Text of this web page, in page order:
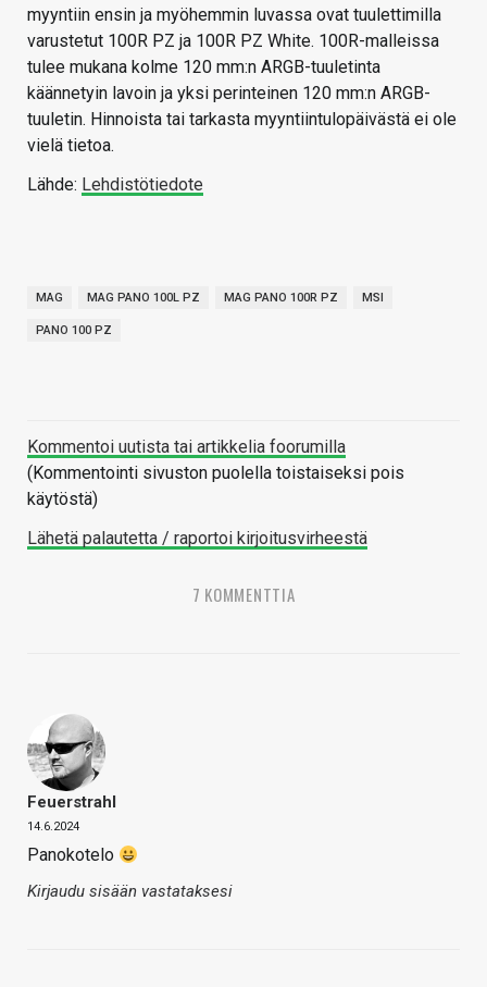
myyntiin ensin ja myöhemmin luvassa ovat tuulettimilla
varustetut 100R PZ ja 100R PZ White. 100R-malleissa
tulee mukana kolme 120 mm:n ARGB-tuuletinta
käännetyin lavoin ja yksi perinteinen 120 mm:n ARGB-
tuuletin. Hinnoista tai tarkasta myyntiintulopäivästä ei ole
vielä tietoa.
Lähde: Lehdistötiedote
MAG MAG PANO 100L PZ MAG PANO 100R PZ MSI
PANO 100 PZ
Kommentoi uutista tai artikkelia foorumilla
(Kommentointi sivuston puolella toistaiseksi pois
käytöstä)
Lähetä palautetta / raportoi kirjoitusvirheestä
7 KOMMENTTIA
Feuerstrahl
14.6.2024
Panokotelo
Kirjaudu sisään vastataksesi